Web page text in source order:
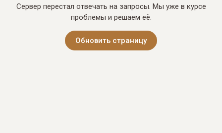
Сервер перестал отвечать на запросы. Мы уже в курсе
проблемы и решаем её.
Обновить страницу